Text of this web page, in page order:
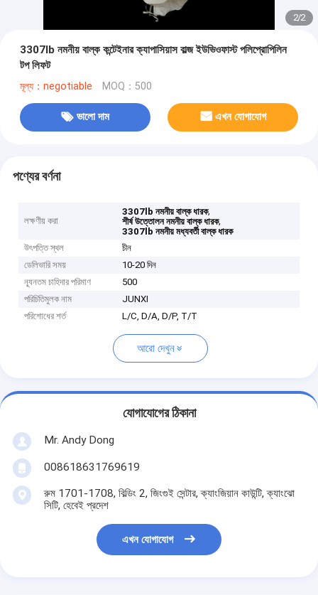
2/2
3307lb নমনীয় বাল্ক কন্টেইনার ক্যাপাসিয়াস বাল্জ ইউভিওফাস্ট পলিপ্রোপিলিন
টপ লিফট
মূল্য：negotiable MOQ：500
ভালো দাম এখন যোগাযোগ
পণ্যের বর্ণনা
লক্ষণীয় করা
3307lb নমনীয় বাল্ক ধারক,
শীর্ষ উত্তোলন নমনীয় বাল্ক ধারক,
3307lb নমনীয় মধ্যবর্তী বাল্ক ধারক
উৎপত্তি স্থল
চীন
ডেলিভারি সময়
10-20 দিন
ন্যূনতম চাহিদার পরিমাণ
500
পরিচিতিমুলক নাম
JUNXI
পরিশোধের শর্ত
L/C, D/A, D/P, T/T
আরো দেখুন
যোগাযোগের ঠিকানা
Mr. Andy Dong
008618631769619
রুম 1701-1708, বিল্ডিং 2, জিংগুই সেন্টার, ক্যাংজিয়ান কাউন্টি, ক্যাংঝো
সিটি, হেবেই প্রদেশ
এখন যোগাযোগ